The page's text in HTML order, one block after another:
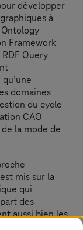
développer
à
Framework
RDF Query
domaines
du cycle
CAO
la mode de
mis sur la
qui
des
aussi bien les